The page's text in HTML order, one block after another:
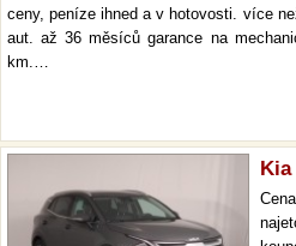
ceny, peníze ihned a v hotovosti. více
aut. až 36 měsíců garance na
km.…
Kia